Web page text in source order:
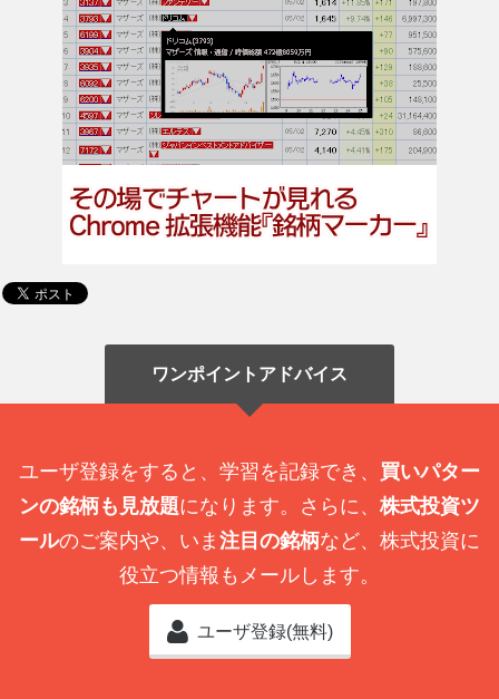
ワンポイントアドバイス
ユーザ登録をすると、学習を記録でき、 買いパター
ンの銘柄も見放題になります。さらに、 株式投資ツ
ールのご案内や、いま 注目の銘柄など、株式投資に
役立つ情報もメールします。
ユーザ登録(無料)